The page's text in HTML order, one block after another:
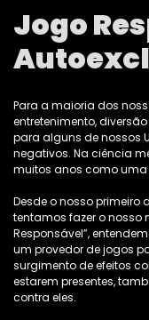
Jogo
Para a maioria dos
entretenimento,
para alguns de nossos
negativos. Na ciência
muitos anos como
Desde o nosso primeiro
tentamos fazer o nosso
Responsável”,
um provedor de jogos
surgimento de efeitos
estarem presentes,
contra eles.